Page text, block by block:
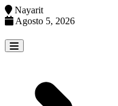
Nayarit
Agosto 5, 2026
to
content